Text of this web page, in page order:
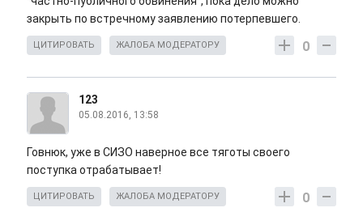
закрыть по встречному заявлению потерпевшего.
0
ЦИТИРОВАТЬ ЖАЛОБА МОДЕРАТОРУ
123
05.08.2016, 13:58
Говнюк, уже в СИЗО наверное все тяготы своего
поступка отрабатывает!
0
ЦИТИРОВАТЬ ЖАЛОБА МОДЕРАТОРУ